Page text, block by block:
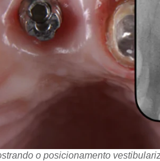
o posicionamento